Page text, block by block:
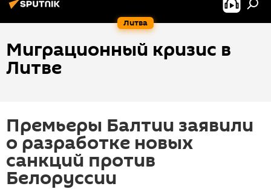
Литва
Миграционный кризис в
Литве
Премьеры Балтии заявили
о разработке новых
санкций против
Белоруссии